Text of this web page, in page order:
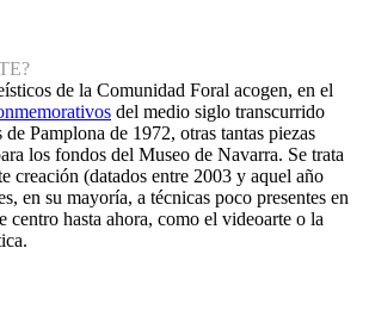
de la Comunidad Foral acogen, en el
del medio siglo transcurrido
Pamplona de 1972, otras tantas piezas
los fondos del Museo de Navarra. Se trata
creación (datados entre 2003 y aquel año
en su mayoría, a técnicas poco presentes en
centro hasta ahora, como el videoarte o la